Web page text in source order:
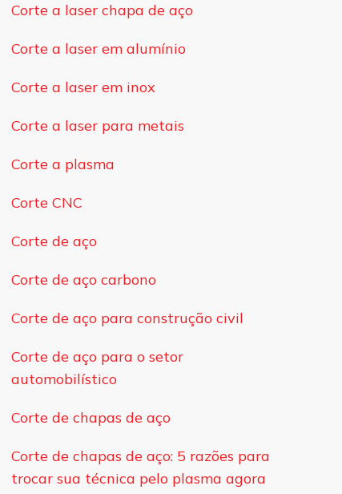
Corte a laser chapa de aço
Corte a laser em alumínio
Corte a laser em inox
Corte a laser para metais
Corte a plasma
Corte CNC
Corte de aço
Corte de aço carbono
Corte de aço para construção civil
Corte de aço para o setor
automobilístico
Corte de chapas de aço
Corte de chapas de aço: 5 razões para
trocar sua técnica pelo plasma agora